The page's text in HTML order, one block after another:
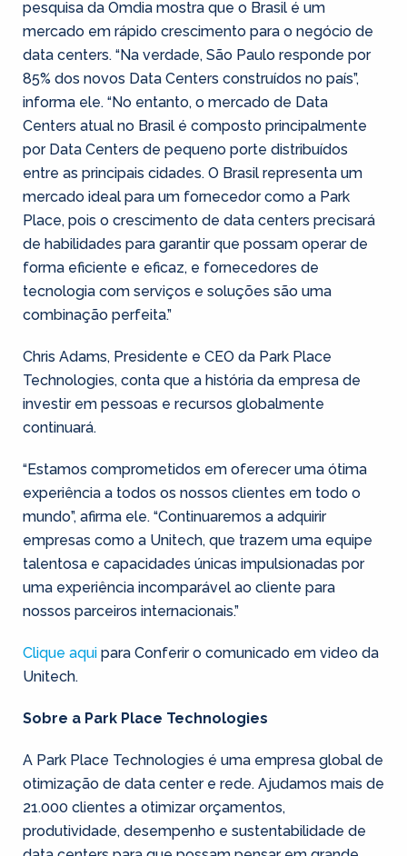
pesquisa da Omdia mostra que o Brasil é um
mercado em rápido crescimento para o negócio de
data centers. “Na verdade, São Paulo responde por
85% dos novos Data Centers construídos no país”,
informa ele. “No entanto, o mercado de Data
Centers atual no Brasil é composto principalmente
por Data Centers de pequeno porte distribuídos
entre as principais cidades. O Brasil representa um
mercado ideal para um fornecedor como a Park
Place, pois o crescimento de data centers precisará
de habilidades para garantir que possam operar de
forma eficiente e eficaz, e fornecedores de
tecnologia com serviços e soluções são uma
combinação perfeita.”
Chris Adams, Presidente e CEO da Park Place
Technologies, conta que a história da empresa de
investir em pessoas e recursos globalmente
continuará.
“Estamos comprometidos em oferecer uma ótima
experiência a todos os nossos clientes em todo o
mundo”, afirma ele. “Continuaremos a adquirir
empresas como a Unitech, que trazem uma equipe
talentosa e capacidades únicas impulsionadas por
uma experiência incomparável ao cliente para
nossos parceiros internacionais.”
Clique aqui para Conferir o comunicado em video da
Unitech.
Sobre a Park Place Technologies
A Park Place Technologies é uma empresa global de
otimização de data center e rede. Ajudamos mais de
21.000 clientes a otimizar orçamentos,
produtividade, desempenho e sustentabilidade de